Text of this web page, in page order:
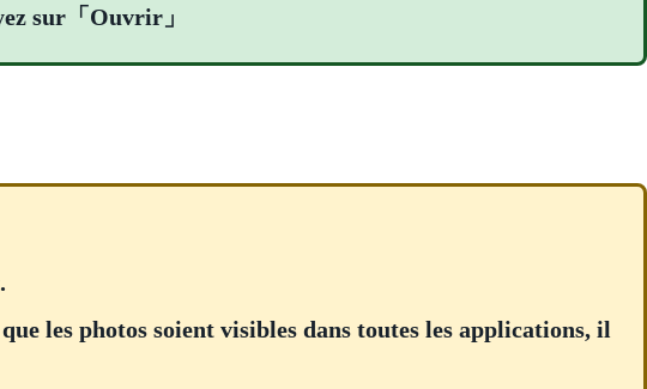
sur「Ouvrir」
les photos soient visibles dans toutes les applications, il